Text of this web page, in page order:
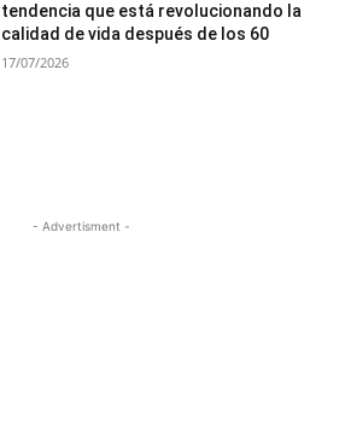
tendencia que está revolucionando la
calidad de vida después de los 60
17/07/2026
- Advertisment -